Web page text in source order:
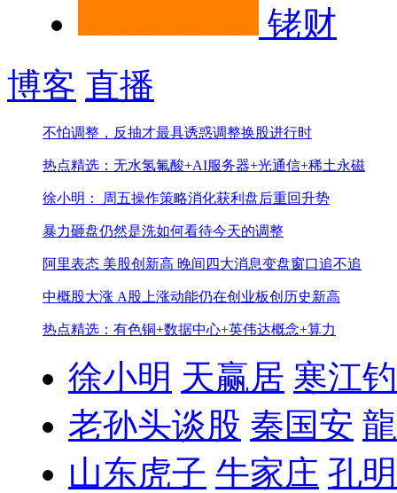
铑财
博客 直播
不怕调整，反抽才最具诱惑调整换股进行时
热点精选：无水氢氟酸+AI服务器+光通信+稀土永磁
徐小明： 周五操作策略消化获利盘后重回升势
暴力砸盘仍然是洗如何看待今天的调整
阿里表态 美股创新高 晚间四大消息变盘窗口追不追
中概股大涨 A股上涨动能仍在创业板创历史新高
热点精选：有色铜+数据中心+英伟达概念+算力
徐小明 天赢居 寒江
老孙头谈股 秦国安
山东虎子 牛家庄 孔